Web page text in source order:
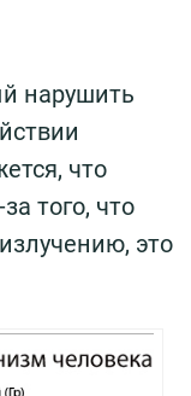
нарушить
что
того, что
это